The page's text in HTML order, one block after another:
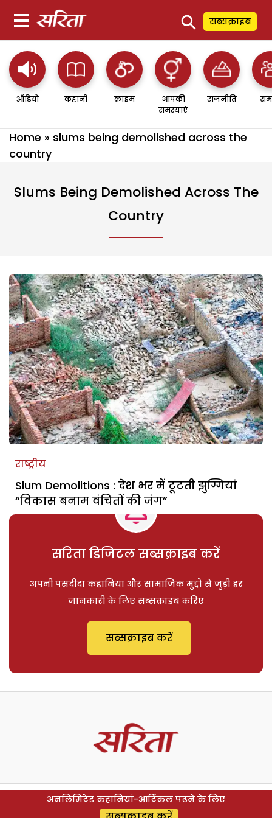
⚲ सब्सक्राइब
ऑडियो कहानी क्राइम
आपकी
समस्याएं
राजनीति
Home » slums being demolished across the
country
Slums Being Demolished Across The
Country
राष्ट्रीय
Slum Demolitions : देश भर में टूटती झुग्गियां
“विकास बनाम वंचितों की जंग”
सरिता डिजिटल सब्सक्राइब करें
अपनी पसंदीदा कहानियां और सामाजिक मुद्दों से जुड़ी हर
जानकारी के लिए सब्सक्राइब करिए
सब्सक्राइब करें
अनलिमिटेड कहानियां-आर्टिकल पढ़ने के लिए